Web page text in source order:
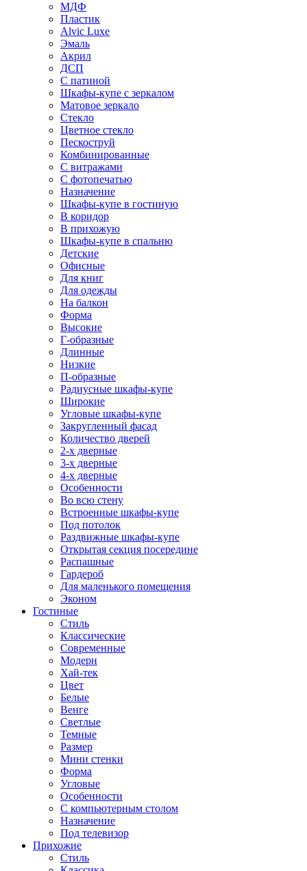
МДФ
Пластик
Alvic Luxe
Эмаль
Акрил
ДСП
С патиной
Шкафы-купе с зеркалом
Матовое зеркало
Стекло
Цветное стекло
Пескоструй
Комбинированные
С витражами
С фотопечатью
Назначение
Шкафы-купе в гостиную
В коридор
В прихожую
Шкафы-купе в спальню
Детские
Офисные
Для книг
Для одежды
На балкон
Форма
Высокие
Г-образные
Длинные
Низкие
П-образные
Радиусные шкафы-купе
Широкие
Угловые шкафы-купе
Закругленный фасад
Количество дверей
2-х дверные
3-х дверные
4-х дверные
Особенности
Во всю стену
Встроенные шкафы-купе
Под потолок
Раздвижные шкафы-купе
Открытая секция посередине
Распашные
Гардероб
Для маленького помещения
Эконом
Гостиные
Стиль
Классические
Современные
Модерн
Хай-тек
Цвет
Белые
Венге
Светлые
Темные
Размер
Мини стенки
Форма
Угловые
Особенности
С компьютерным столом
Назначение
Под телевизор
Прихожие
Стиль